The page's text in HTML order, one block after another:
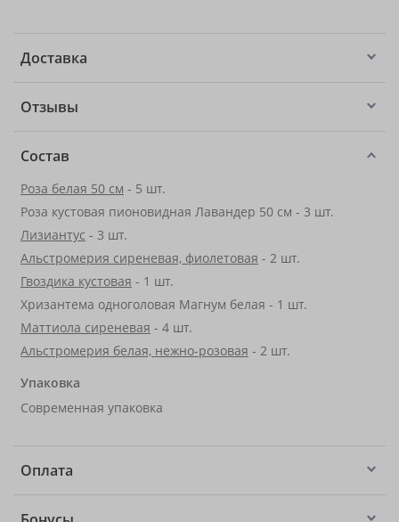
Доставка
Отзывы
Состав
Роза белая 50 см - 5 шт.
Роза кустовая пионовидная Лавандер 50 см - 3 шт.
Лизиантус - 3 шт.
Альстромерия сиреневая, фиолетовая - 2 шт.
Гвоздика кустовая - 1 шт.
Хризантема одноголовая Магнум белая - 1 шт.
Маттиола сиреневая - 4 шт.
Альстромерия белая, нежно-розовая - 2 шт.
Упаковка
Современная упаковка
Оплата